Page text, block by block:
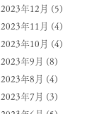
2023年12月 (5)
2023年11月 (4)
2023年10月 (4)
2023年9月 (8)
2023年8月 (4)
2023年7月 (3)